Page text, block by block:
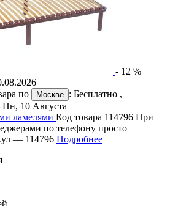
- 12 %
по
Москве : Бесплатно ,
Пн, 10 Августа
ламелями Код товара 114796 При
по телефону просто
— 114796 Подробнее